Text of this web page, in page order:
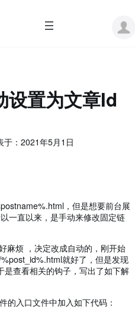
设置为文章id
于： 2021年5月1日
，但是想要前台展
一直以来，是手动来修改固定链
麻烦 ，决定改成自动的，刚开始
就好了，但是发现
查看相关的钩子，写出了如下解
的入口文件中加入如下代码：